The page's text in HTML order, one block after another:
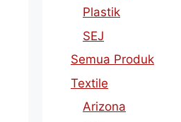
Plastik
SEJ
Semua Produk
Textile
Arizona